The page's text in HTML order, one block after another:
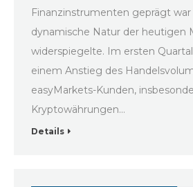
Finanzinstrumenten geprägt war
dynamische Natur der heutigen
widerspiegelte. Im ersten
einem Anstieg des
easyMarkets-Kunden,
Kryptowährungen…
Details